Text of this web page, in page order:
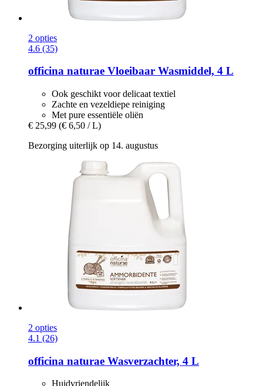
2 opties
4.6 (35)
officina naturae Vloeibaar Wasmiddel, 4 L
Ook geschikt voor delicaat textiel
Zachte en vezeldiepe reiniging
Met pure essentiële oliën
€ 25,99 (€ 6,50 / L)
Bezorging uiterlijk op 14. augustus
2 opties
4.1 (26)
officina naturae Wasverzachter, 4 L
Huidvriendelijk